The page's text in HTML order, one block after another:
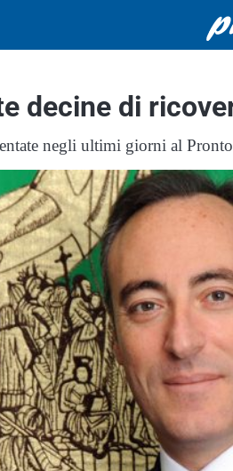
decine di
negli ultimi giorni al